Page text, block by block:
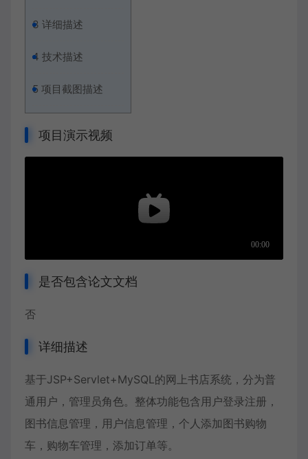
3 详细描述
4 技术描述
5 项目截图描述
项目演示视频
是否包含论文文档
否
详细描述
基于JSP+Servlet+MySQL的网上书店系统，分为普
通用户，管理员角色。整体功能包含用户登录注册，
图书信息管理，用户信息管理，个人添加图书购物
车，购物车管理，添加订单等。